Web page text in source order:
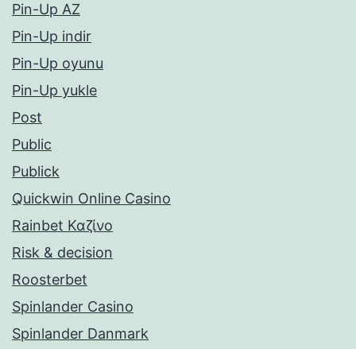
Pin-Up AZ
Pin-Up indir
Pin-Up oyunu
Pin-Up yukle
Post
Public
Publick
Quickwin Online Casino
Rainbet Καζίνο
Risk & decision
Roosterbet
Spinlander Casino
Spinlander Danmark